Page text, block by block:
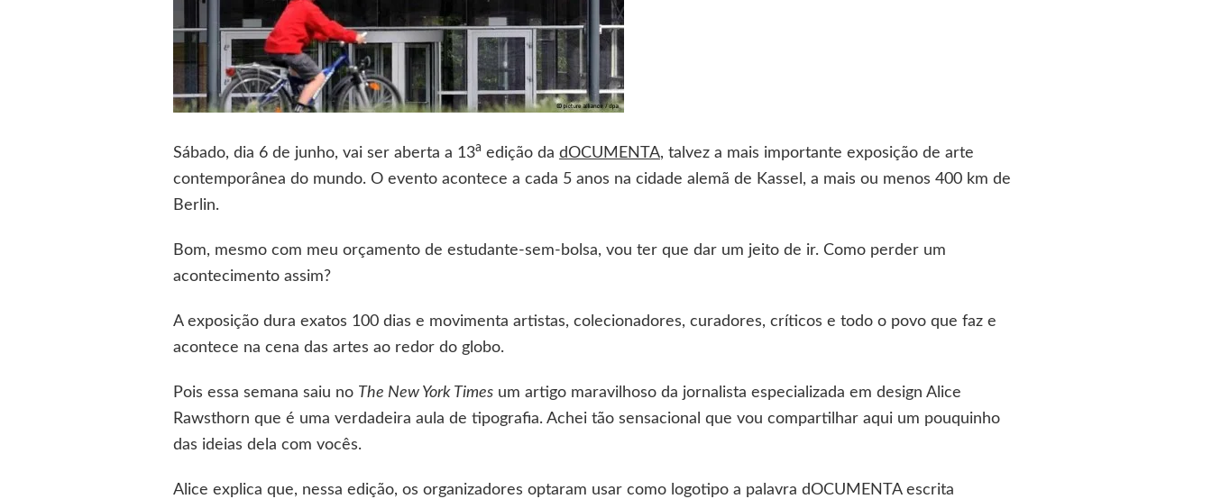
Sábado, dia 6 de junho, vai ser aberta a 13a edição da dOCUMENTA, talvez a mais importante exposição de arte
contemporânea do mundo. O evento acontece a cada 5 anos na cidade alemã de Kassel, a mais ou menos 400 km de
Berlin.
Bom, mesmo com meu orçamento de estudante-sem-bolsa, vou ter que dar um jeito de ir. Como perder um
acontecimento assim?
A exposição dura exatos 100 dias e movimenta artistas, colecionadores, curadores, críticos e todo o povo que faz e
acontece na cena das artes ao redor do globo.
Pois essa semana saiu no The New York Times um artigo maravilhoso da jornalista especializada em design Alice
Rawsthorn que é uma verdadeira aula de tipografia. Achei tão sensacional que vou compartilhar aqui um pouquinho
das ideias dela com vocês.
Alice explica que, nessa edição, os organizadores optaram usar como logotipo a palavra dOCUMENTA escrita